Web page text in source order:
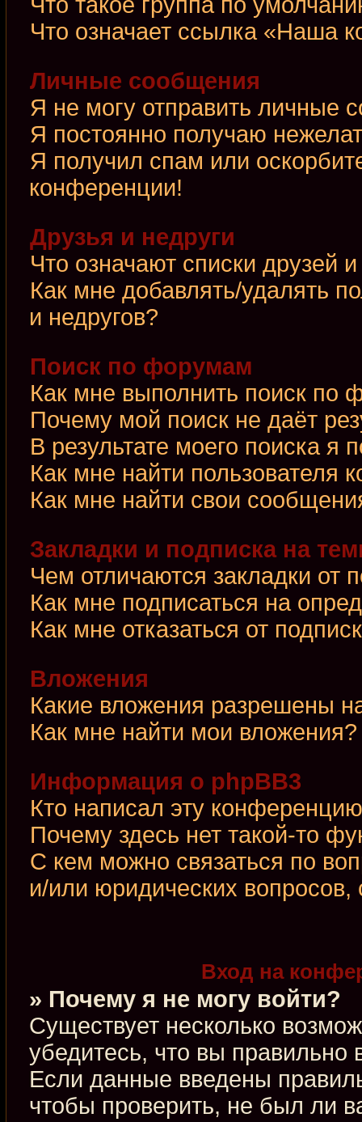
Что означает ссылка «Наша
Личные сообщения
Я не могу отправить личные
Я постоянно получаю
Я получил спам или
конференции!
Друзья и недруги
Что означают списки друзей
Как мне добавлять/удалять
и недругов?
Поиск по форумам
Как мне выполнить поиск
Почему мой поиск не даёт
В результате моего поиска я
Как мне найти пользователя
Как мне найти свои
Закладки и подписка на
Чем отличаются закладки от
Как мне подписаться на
Как мне отказаться от
Вложения
Какие вложения разрешены
Как мне найти мои вложения?
Информация о phpBB3
Кто написал эту
Почему здесь нет такой-то
С кем можно связаться по
и/или юридических
Вход на
» Почему я не могу войти?
Существует несколько
убедитесь, что вы правильно
Если данные введены
чтобы проверить, не был ли